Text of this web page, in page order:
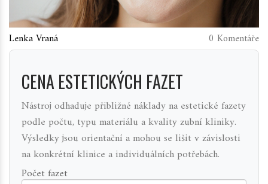
Lenka Vraná 0 Komentáře
CENA ESTETICKÝCH FAZET
Nástroj odhaduje přibližné náklady na estetické fazety
podle počtu, typu materiálu a kvality zubní kliniky.
Výsledky jsou orientační a mohou se lišit v závislosti
na konkrétní klinice a individuálních potřebách.
Počet fazet